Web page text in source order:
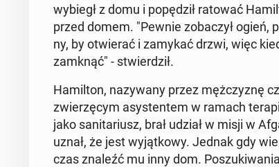
wybiegł z domu i po­pę­dził ratować
przed domem. "Pewnie zo­ba­czył ogień,
ny, by otwie­rać i zamykać drzwi, więc
zamknąć" - stwier­dził.
Ha­mil­ton, na­zy­wa­ny przez męż­czy­znę
zwie­rzę­cym asy­sten­tem w ramach
jako sa­ni­ta­riusz, brał udział w misji w
uznał, że jest wy­jąt­ko­wy. Jednak gdy
czas znaleźć mu inny dom.